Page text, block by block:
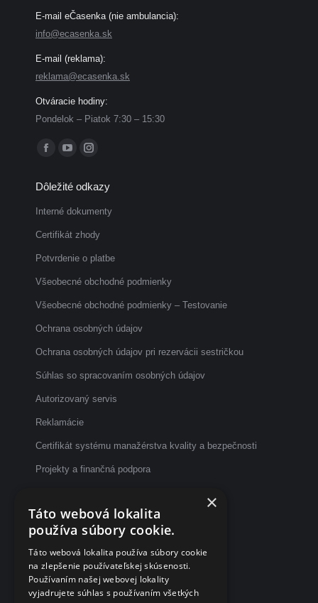
E-mail eČasenka (nie ambulancia):
info@ecasenka.sk
E-mail (reklama):
reklama@ecasenka.sk
Otváracie hodiny:
Pondelok – Piatok 7:30 – 15:30
Find us on:
Facebook
opens
in
new
YouTube
opens
in
new
Instagram
opens
in
new
Dôležité odkazy
Interné dokumenty
Certifikát zhody
Potvrdenie o platbe
Všeobecné obchodné podmienky
Všeobecné obchodné podmienky – Testovanie
Ochrana osobných údajov
Ochrana osobných údajov pri rezervácii sestričkou
Súhlas so spracovaním osobných údajov
Autorizovaný servis
Reklamácie
Certifikát systému manažérstva kvality a bezpečnosti
Projekty a finančná podpora
Dotazník spokojnosti po vyšetrení
Fakturačné údaje
eČasenka s.r.o.
Svätoplukova 2
×
Táto webová lokalita
používa súbory cookie.
Táto webová lokalita používa súbory cookie
na zlepšenie používateľskej skúsenosti.
Používaním našej webovej lokality
vyjadrujete súhlas s používaním všetkých